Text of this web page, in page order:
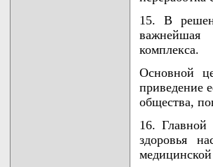
15. В
важнейшая
комплекса.
Основной
приведение
общества,
16. Главной
здоровья